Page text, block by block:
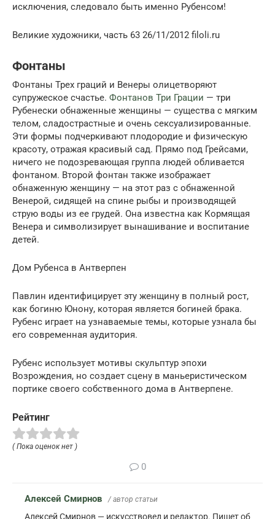
исключения, следовало быть именно Рубенсом!
Великие художники, часть 63 26/11/2012 filoli.ru
Фонтаны
Фонтаны Трех граций и Венеры олицетворяют
супружеское счастье. Фонтанов Три Грации — три
Рубенески обнаженные женщины — существа с мягким
телом, сладострастные и очень сексуализированные.
Эти формы подчеркивают плодородие и физическую
красоту, отражая красивый сад. Прямо под Грейсами,
ничего не подозревающая группа людей обливается
фонтаном. Второй фонтан также изображает
обнаженную женщину — на этот раз с обнаженной
Венерой, сидящей на спине рыбы и производящей
струю воды из ее грудей. Она известна как Кормящая
Венера и символизирует вынашивание и воспитание
детей.
Дом Рубенса в Антверпен
Павлин идентифицирует эту женщину в полный рост,
как богиню Юнону, которая является богиней брака.
Рубенс играет на узнаваемые темы, которые узнала бы
его современная аудитория.
Рубенс использует мотивы скульптур эпохи
Возрождения, но создает сцену в маньеристическом
портике своего собственного дома в Антверпене.
Рейтинг
( Пока оценок нет )
0
Алексей Смирнов / автор статьи
Алексей Смирнов — искусствовед и редактор. Пишет об